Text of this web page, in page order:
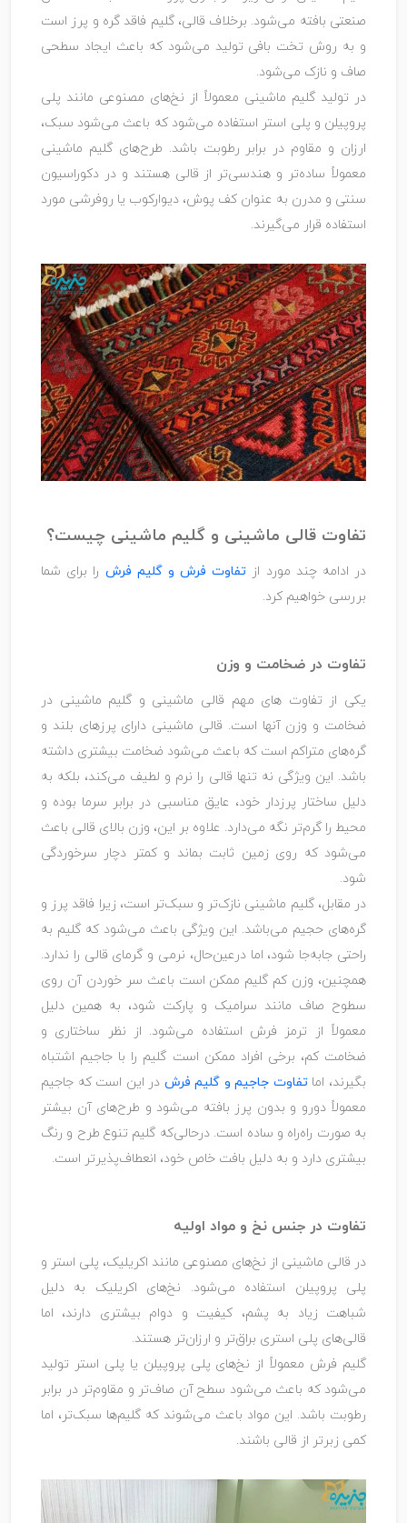
صنعتی بافته می‌شود. برخلاف قالی، گلیم فاقد گره و پرز است
و به روش تخت ‌بافی تولید می‌شود که باعث ایجاد سطحی
صاف و نازک می‌شود.
در تولید گلیم ماشینی معمولاً از نخ‌های مصنوعی مانند پلی‌
پروپیلن و پلی‌ استر استفاده می‌شود که باعث می‌شود سبک،
ارزان و مقاوم در برابر رطوبت باشد. طرح‌های گلیم ماشینی
معمولاً ساده‌تر و هندسی‌تر از قالی هستند و در دکوراسیون
سنتی و مدرن به ‌عنوان کف‌ پوش، دیوارکوب یا روفرشی مورد
استفاده قرار می‌گیرند.
تفاوت قالی ماشینی و گلیم ماشینی چیست؟
در ادامه چند مورد از تفاوت فرش و گلیم فرش را برای شما
بررسی خواهیم کرد.
تفاوت در ضخامت و وزن
یکی از تفاوت‌ های مهم قالی ماشینی و گلیم ماشینی در
ضخامت و وزن آنها است. قالی ماشینی دارای پرزهای بلند و
گره‌های متراکم است که باعث می‌شود ضخامت بیشتری داشته
باشد. این ویژگی نه ‌تنها قالی را نرم و لطیف می‌کند، بلکه به
دلیل ساختار پرزدار خود، عایق مناسبی در برابر سرما بوده و
محیط را گرم‌تر نگه می‌دارد. علاوه بر این، وزن بالای قالی باعث
می‌شود که روی زمین ثابت بماند و کمتر دچار سرخوردگی
شود.
در مقابل، گلیم ماشینی نازک‌تر و سبک‌تر است، زیرا فاقد پرز و
گره‌های حجیم می‌باشد. این ویژگی باعث می‌شود که گلیم به
‌راحتی جابه‌جا شود، اما درعین‌حال، نرمی و گرمای قالی را ندارد.
همچنین، وزن کم گلیم ممکن است باعث سر خوردن آن روی
سطوح صاف مانند سرامیک و پارکت شود، به همین دلیل
معمولاً از ترمز فرش استفاده می‌شود. از نظر ساختاری و
ضخامت کم، برخی افراد ممکن است گلیم را با جاجیم اشتباه
بگیرند، اماتفاوت جاجیم و گلیم فرش در این است که جاجیم
معمولاً دو‌رو و بدون پرز بافته می‌شود و طرح‌های آن بیشتر
به صورت راه‌راه و ساده است. درحالی‌که گلیم تنوع طرح و رنگ
بیشتری دارد و به دلیل بافت خاص خود، انعطاف‌پذیرتر است.
تفاوت در جنس نخ و مواد اولیه
در قالی ماشینی از نخ‌های مصنوعی مانند اکریلیک، پلی‌ استر و
پلی ‌پروپیلن استفاده می‌شود. نخ‌های اکریلیک به دلیل
شباهت زیاد به پشم، کیفیت و دوام بیشتری دارند، اما
قالی‌های پلی‌ استری براق‌تر و ارزان‌تر هستند.
گلیم فرش معمولاً از نخ‌های پلی ‌پروپیلن یا پلی ‌استر تولید
می‌شود که باعث می‌شود سطح آن صاف‌تر و مقاوم‌تر در برابر
رطوبت باشد. این مواد باعث می‌شوند که گلیم‌ها سبک‌تر، اما
کمی زبرتر از قالی باشند.